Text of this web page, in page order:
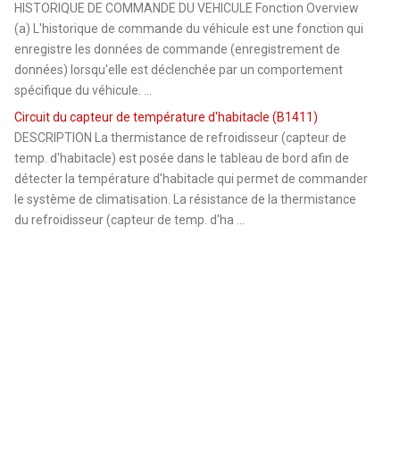
HISTORIQUE DE COMMANDE DU VEHICULE Fonction Overview
(a) L'historique de commande du véhicule est une fonction qui
enregistre les données de commande (enregistrement de
données) lorsqu'elle est déclenchée par un comportement
spécifique du véhicule. ...
Circuit du capteur de température d'habitacle (B1411)
DESCRIPTION La thermistance de refroidisseur (capteur de
temp. d'habitacle) est posée dans le tableau de bord afin de
détecter la température d'habitacle qui permet de commander
le système de climatisation. La résistance de la thermistance
du refroidisseur (capteur de temp. d'ha ...